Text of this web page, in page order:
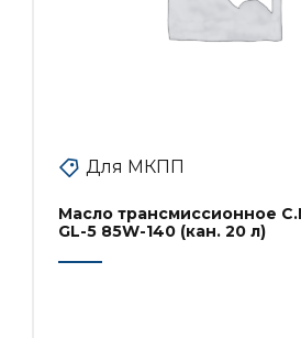
Для МКПП
Масло трансмиссионное
GL-5 85W-140 (кан. 20 л)